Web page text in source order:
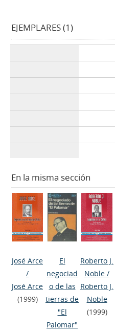
EJEMPLARES (1)
En la misma sección
José Arce
/
José Arce
(1999)
El
negociad
o de las
tierras de
"El
Palomar"
Roberto J.
Noble /
Roberto J.
Noble
(1999)